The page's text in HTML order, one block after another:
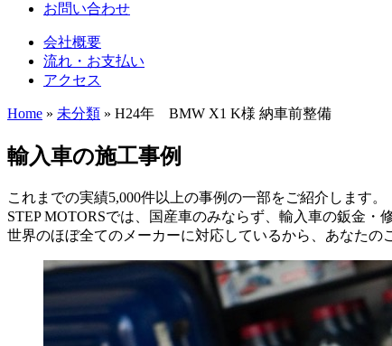
お問い合わせ
会社概要
流れ・お支払い
アクセス
Home » 未分類 » H24年 BMW X1 K様 納車前整備
輸入車の施工事例
これまでの実績5,000件以上の事例の一部をご紹介します。
STEP MOTORSでは、国産車のみならず、輸入車の鈑金・
世界のほぼ全てのメーカーに対応しているから、あなたの